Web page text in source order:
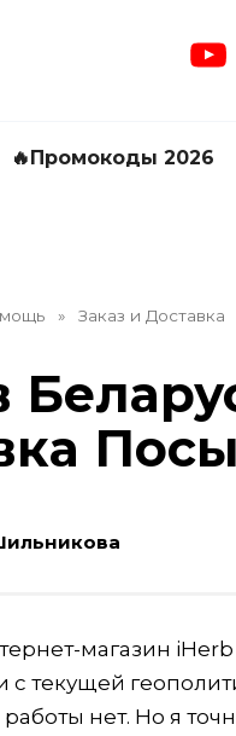
🔥Промокоды 2026
» Заказ и Доставка
магазин iHerb
с текущей
нет. Но я